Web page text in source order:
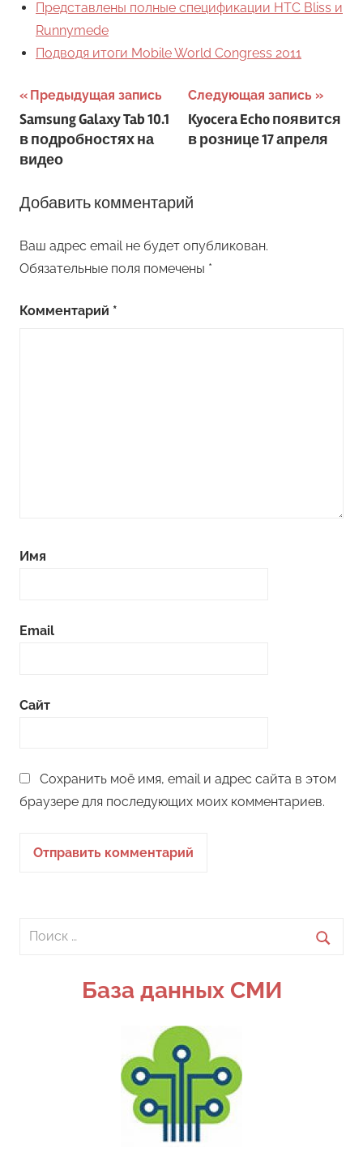
Представлены полные спецификации HTC Bliss и
Runnymede
Подводя итоги Mobile World Congress 2011
Навигация
по
записям
Предыдущая запись
Samsung Galaxy Tab 10.1
в подробностях на
видео
Следующая запись
Kyocera Echo появится
в рознице 17 апреля
Добавить комментарий
Ваш адрес email не будет опубликован.
Обязательные поля помечены *
Комментарий *
Имя
Email
Сайт
Сохранить моё имя, email и адрес сайта в этом
браузере для последующих моих комментариев.
Поиск
База данных СМИ